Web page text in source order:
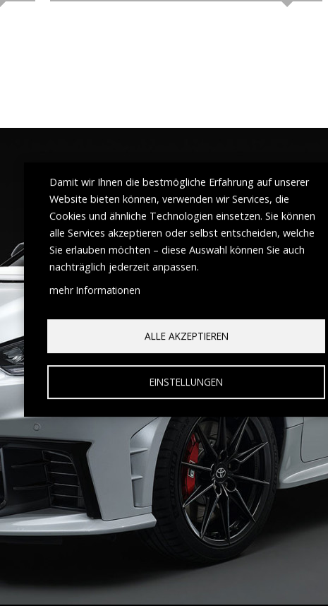
Damit wir Ihnen die bestmögliche Erfahrung auf unserer
Website bieten können, verwenden wir Services, die
Cookies und ähnliche Technologien einsetzen. Sie können
alle Services akzeptieren oder selbst entscheiden, welche
Sie erlauben möchten – diese Auswahl können Sie auch
nachträglich jederzeit anpassen.
mehr Informationen
EINSTELLUNGEN
ALLE AKZEPTIEREN